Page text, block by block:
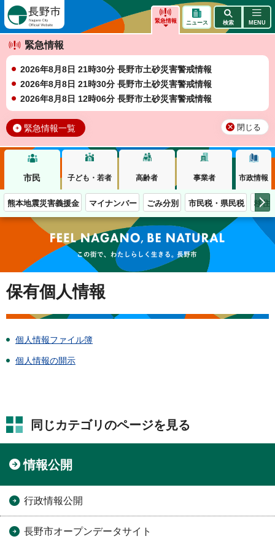
緊急情報
緊急情報
2026年8月8日 21時30分 長野市土砂災害警戒情報
2026年8月8日 21時30分 長野市土砂災害警戒情報
2026年8月8日 12時06分 長野市土砂災害警戒情報
緊急情報一覧 閉じる
ニュース 検索 MENU
市民 子ども・若者 高齢者 事業者 市政情報
熊本地震災害義援金 マイナンバー ごみ分別 市民税・県民税 移住
この街で、わたしらしく生きる。長野市
保有個人情報
個人情報ファイル簿
個人情報の開示
同じカテゴリのページを見る
情報公開
行政情報公開
長野市オープンデータサイト